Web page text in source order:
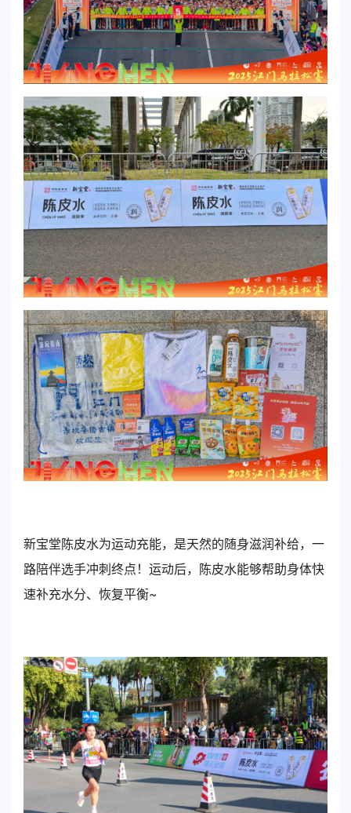
新宝堂陈皮水为运动充能，是天然的随身滋润补给，一
路陪伴选手冲刺终点！运动后，陈皮水能够帮助身体快
速补充水分、恢复平衡~